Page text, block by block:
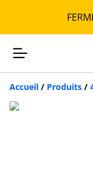
Accueil / Produits /